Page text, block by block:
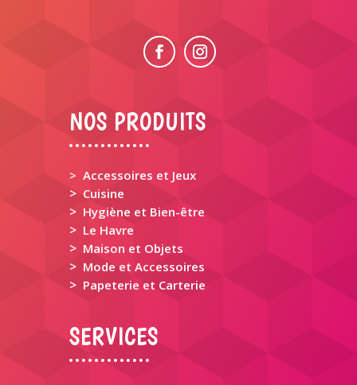
NOS PRODUITS
> Accessoires et Jeux
> Cuisine
> Hygiène et Bien-être
> Le Havre
> Maison et Objets
> Mode et Accessoires
> Papeterie et Carterie
SERVICES